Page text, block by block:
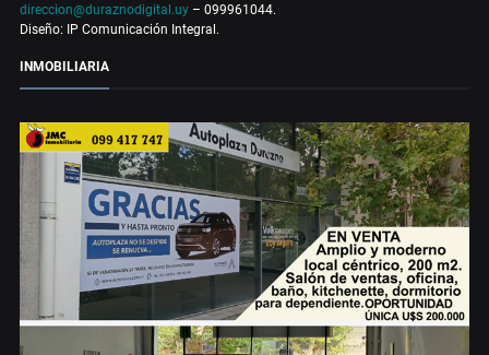
direccion@duraznodigital.uy – 099961044.
Diseño: IP Comunicación Integral.
INMOBILIARIA